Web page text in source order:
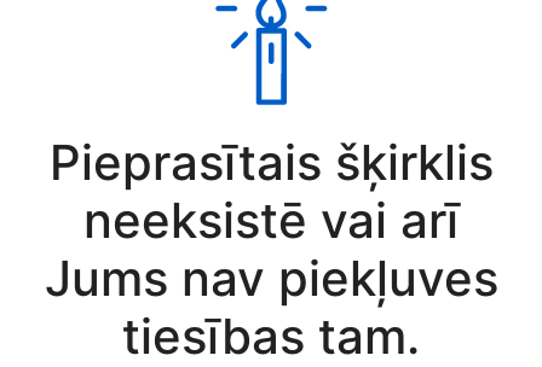
Pieprasītais šķirklis
neeksistē vai arī
Jums nav piekļuves
tiesības tam.